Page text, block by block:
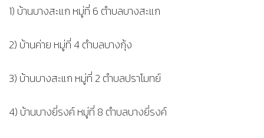
1) บ้านบางสะแก หมู่ที่ 6 ตำบลบางสะแก
2) บ้านค่าย หมู่ที่ 4 ตำบลบางกุ้ง
3) บ้านบางสะแก หมู่ที่ 2 ตำบลปราโมทย์
4) บ้านบางยี่รงค์ หมู่ที่ 8 ตำบลบางยี่รงค์